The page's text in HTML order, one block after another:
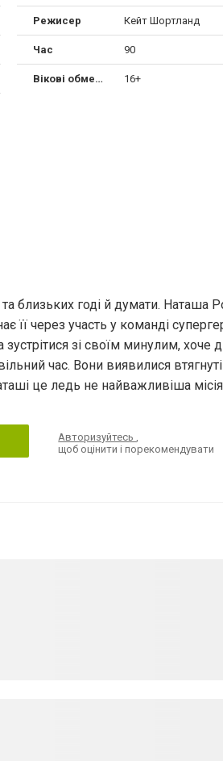
Режисер Кейт Шортланд
Час 90
Вікові обмеження 16+
близьких годі й думати. Наташа
її через участь у команді
зі своїм минулим, хоче
час. Вони виявилися
це ледь не найважливіша
Авторизуйтесь,
щоб оцінити і порекомендувати